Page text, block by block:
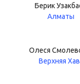
Берик
Алматы
Олеся
Верхняя